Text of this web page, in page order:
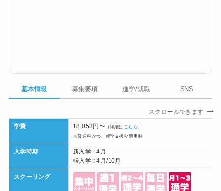
基本情報 募集要項 進学/就職 SNS
スクロールできます
学費 18,053円〜 （詳細は こちら ）
※普通科かつ、就学支援金適用時
入学時期
新入学 : 4月
転入学 : 4月/10月
スクーリング